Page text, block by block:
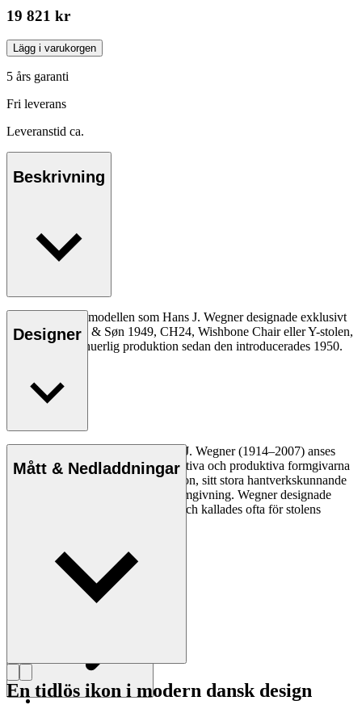
19 821 kr
Lägg i varukorgen
5 års garanti
Fri leverans
Leveranstid ca.
Beskrivning
Den allra första modellen som Hans J. Wegner designade exklusivt
för Carl Hansen & Søn 1949, CH24, Wishbone Chair eller Y-stolen,
har varit i kontinuerlig produktion sedan den introducerades 1950.
Designer
Den danske möbeldesignern Hans J. Wegner (1914–2007) anses
vara en av de mest kreativa, innovativa och produktiva formgivarna
genom tiderna, känd för sin precision, sitt stora hantverkskunnande
och sin kompromisslösa syn på formgivning. Wegner designade
nästan 500 stolar under sin livstid och kallades ofta för stolens
Läs mer om Hans J. Wegner
Mått & Nedladdningar
En tidlös ikon i modern dansk design